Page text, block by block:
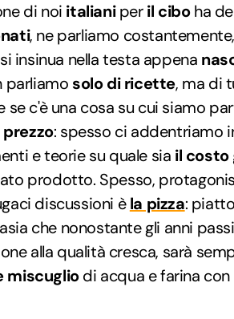
di noi italianiperil ciboha
, ne parliamo
insinua nella testa appena
parliamo solo di ricette, ma di
se c'è una cosa su cui siamo
prezzo: spesso ci addentriamo
e teorie su quale sia il costo
prodotto. Spesso,
discussioni èla pizza:
che nonostante gli anni
alla qualità cresca, sarà
miscugliodi acqua e farina